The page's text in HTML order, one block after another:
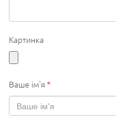
Картинка
Ваше ім'я*